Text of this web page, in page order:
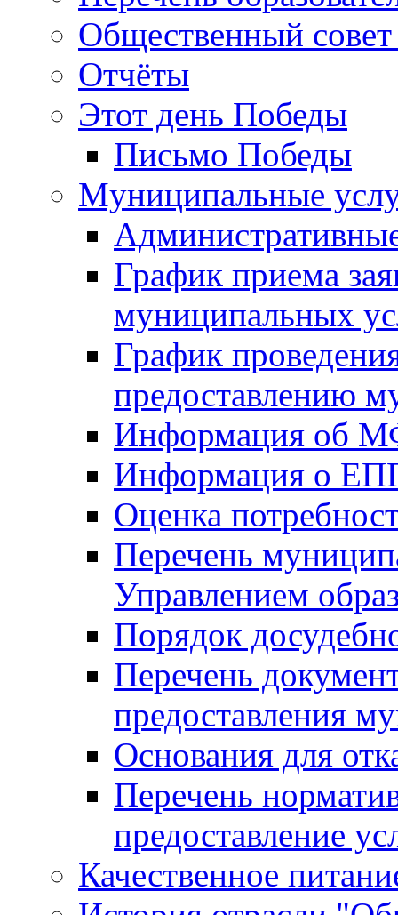
Общественный
Отчёты
Этот день Победы
Письмо Победы
Mуниципальные
График приема
муниципальных
График
предоставлению
Информация об
Информация о
Оценка
Перечень
Управлением
Порядок
Перечень
предоставления
Основания для
Перечень
предоставление
Качественное